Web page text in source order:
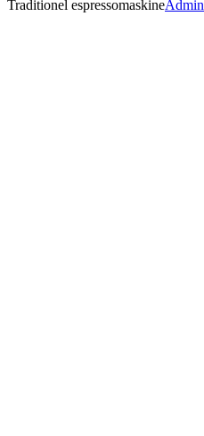
Traditionel espressomaskineAdmin